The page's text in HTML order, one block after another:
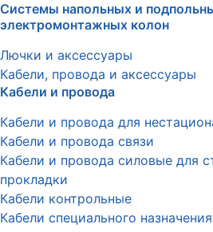
Системы напольных и
электромонтажных колон
Лючки и аксессуары
Кабели, провода и аксессуары
Кабели и провода
Кабели и провода для
Кабели и провода связи
Кабели и провода силовые для
прокладки
Кабели контрольные
Кабели специального назначения